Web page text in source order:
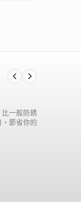
一般防銹
節省你的